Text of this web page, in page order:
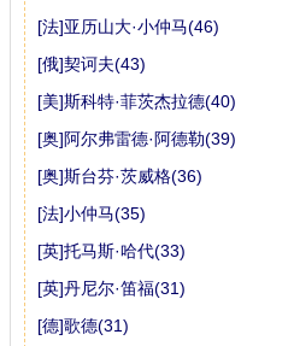
[法]亚历山大·小仲马(46)
[俄]契诃夫(43)
[美]斯科特·菲茨杰拉德(40)
[奥]阿尔弗雷德·阿德勒(39)
[奥]斯台芬·茨威格(36)
[法]小仲马(35)
[英]托马斯·哈代(33)
[英]丹尼尔·笛福(31)
[德]歌德(31)